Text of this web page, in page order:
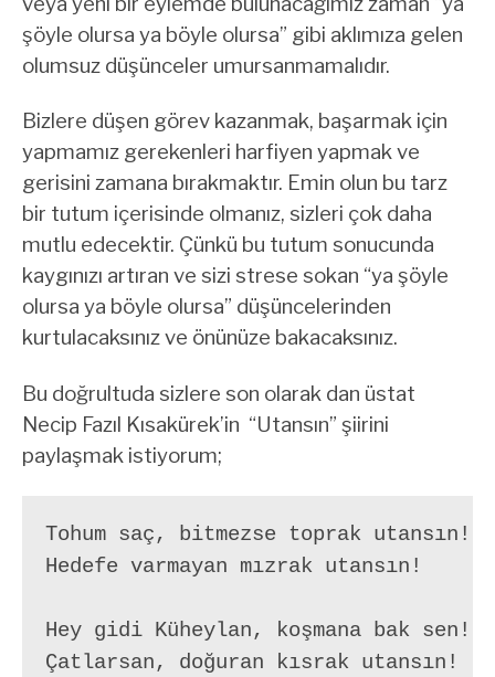
şöyle olursa ya böyle olursa” gibi aklımıza gelen
olumsuz düşünceler umursanmamalıdır.
Bizlere düşen görev kazanmak, başarmak için
yapmamız gerekenleri harfiyen yapmak ve
gerisini zamana bırakmaktır. Emin olun bu tarz
bir tutum içerisinde olmanız, sizleri çok daha
mutlu edecektir. Çünkü bu tutum sonucunda
kaygınızı artıran ve sizi strese sokan “ya şöyle
olursa ya böyle olursa” düşüncelerinden
kurtulacaksınız ve önünüze bakacaksınız.
Bu doğrultuda sizlere son olarak dan üstat
Necip Fazıl Kısakürek’in “Utansın” şiirini
paylaşmak istiyorum;
Tohum saç, bitmezse toprak utansın!
Hedefe varmayan mızrak utansın!
Hey gidi Küheylan, koşmana bak sen!
Çatlarsan, doğuran kısrak utansın!